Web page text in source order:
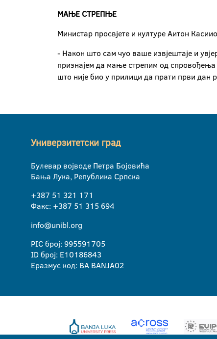
МАЊЕ СТРЕПЊЕ
Министар просвјете и културе Аитон
- Након што сам чуо ваше извјештаје и
признајем да мање стрепим од
што није био у прилици да прати први дан
Универзитетски град
Булевар војводе Петра Бојовића
Бања Лука, Република Српска
+387 51 321 171
Факс: +387 51 315 694
info@unibl.org
PIC број: 995591705
ID број: E10186843
Еразмус код: BA BANJA02